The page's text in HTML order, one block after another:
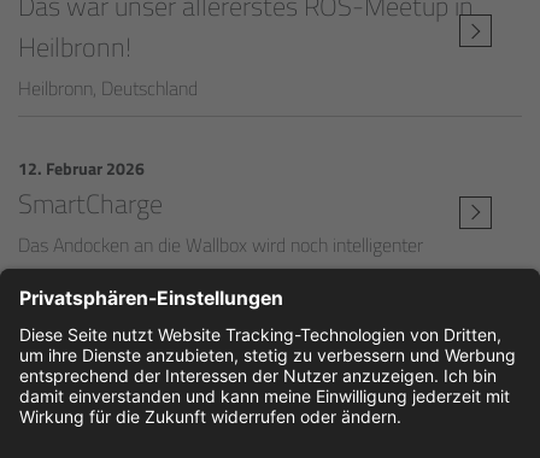
Heilbronn!
Heilbronn, Deutschland
12. Februar 2026
SmartCharge
Das Andocken an die Wallbox wird noch intelligenter
ALLE PRESSEMITTEILUNGEN ANSEHEN